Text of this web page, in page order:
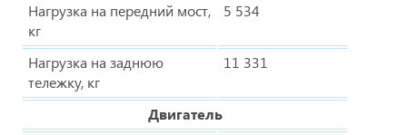
Нагрузка на передний мост,
кг
5 534
Нагрузка на заднюю
тележку, кг
11 331
Двигатель